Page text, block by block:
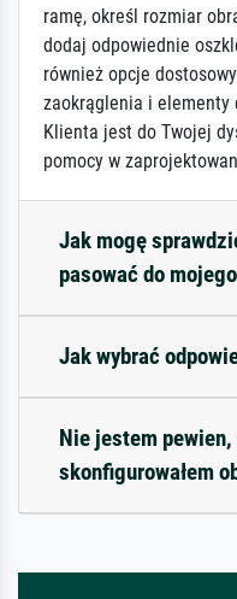
ramę, określ rozmiar
dodaj odpowiednie
również opcje
zaokrąglenia i elementy
Klienta jest do Twojej
pomocy w
Jak mogę
pasować do
Jak wybrać
Nie jestem
skonfigurowałem